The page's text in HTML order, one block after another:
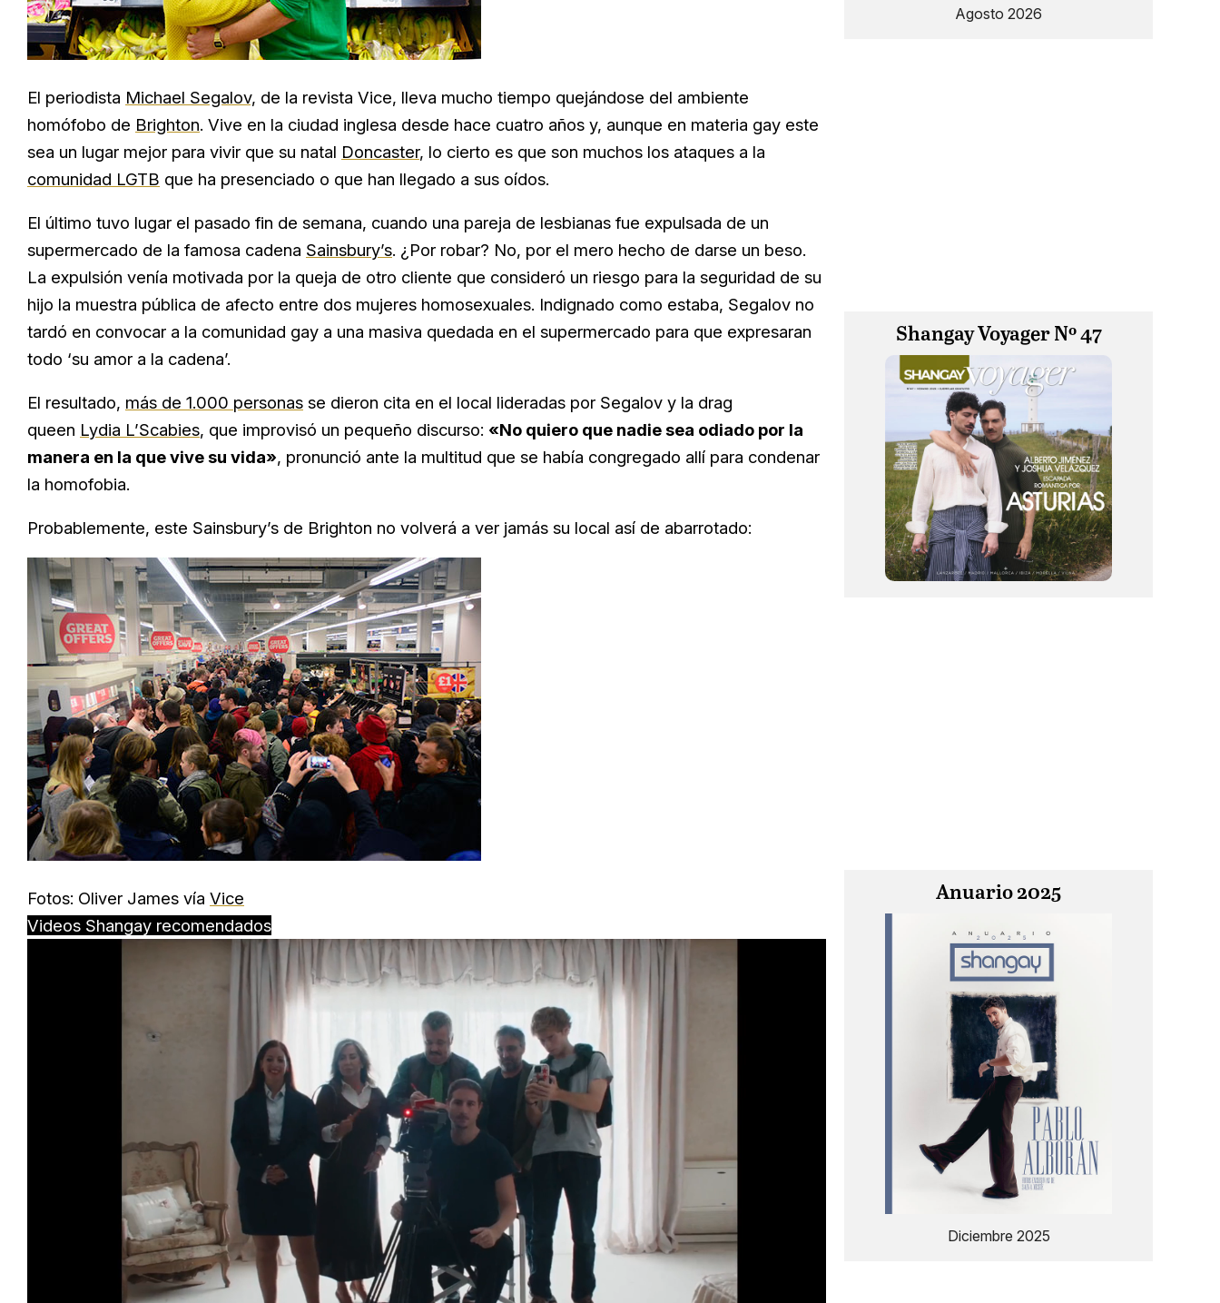
El periodista Michael Segalov, de la revista Vice, lleva mucho tiempo quejándose del ambiente
homófobo de Brighton. Vive en la ciudad inglesa desde hace cuatro años y, aunque en materia gay este
sea un lugar mejor para vivir que su natal Doncaster, lo cierto es que son muchos los ataques a la
comunidad LGTB que ha presenciado o que han llegado a sus oídos.
El último tuvo lugar el pasado fin de semana, cuando una pareja de lesbianas fue expulsada de un
supermercado de la famosa cadena Sainsbury’s. ¿Por robar? No, por el mero hecho de darse un beso.
La expulsión venía motivada por la queja de otro cliente que consideró un riesgo para la seguridad de su
hijo la muestra pública de afecto entre dos mujeres homosexuales. Indignado como estaba, Segalov no
tardó en convocar a la comunidad gay a una masiva quedada en el supermercado para que expresaran
todo ‘su amor a la cadena’.
El resultado, más de 1.000 personas se dieron cita en el local lideradas por Segalov y la drag
queen Lydia L’Scabies, que improvisó un pequeño discurso: «No quiero que nadie sea odiado por la
manera en la que vive su vida», pronunció ante la multitud que se había congregado allí para condenar
la homofobia.
Probablemente, este Sainsbury’s de Brighton no volverá a ver jamás su local así de abarrotado:
Fotos: Oliver James vía Vice
Videos Shangay recomendados
Agosto 2026
Shangay Voyager Nº 47
Anuario 2025
Diciembre 2025